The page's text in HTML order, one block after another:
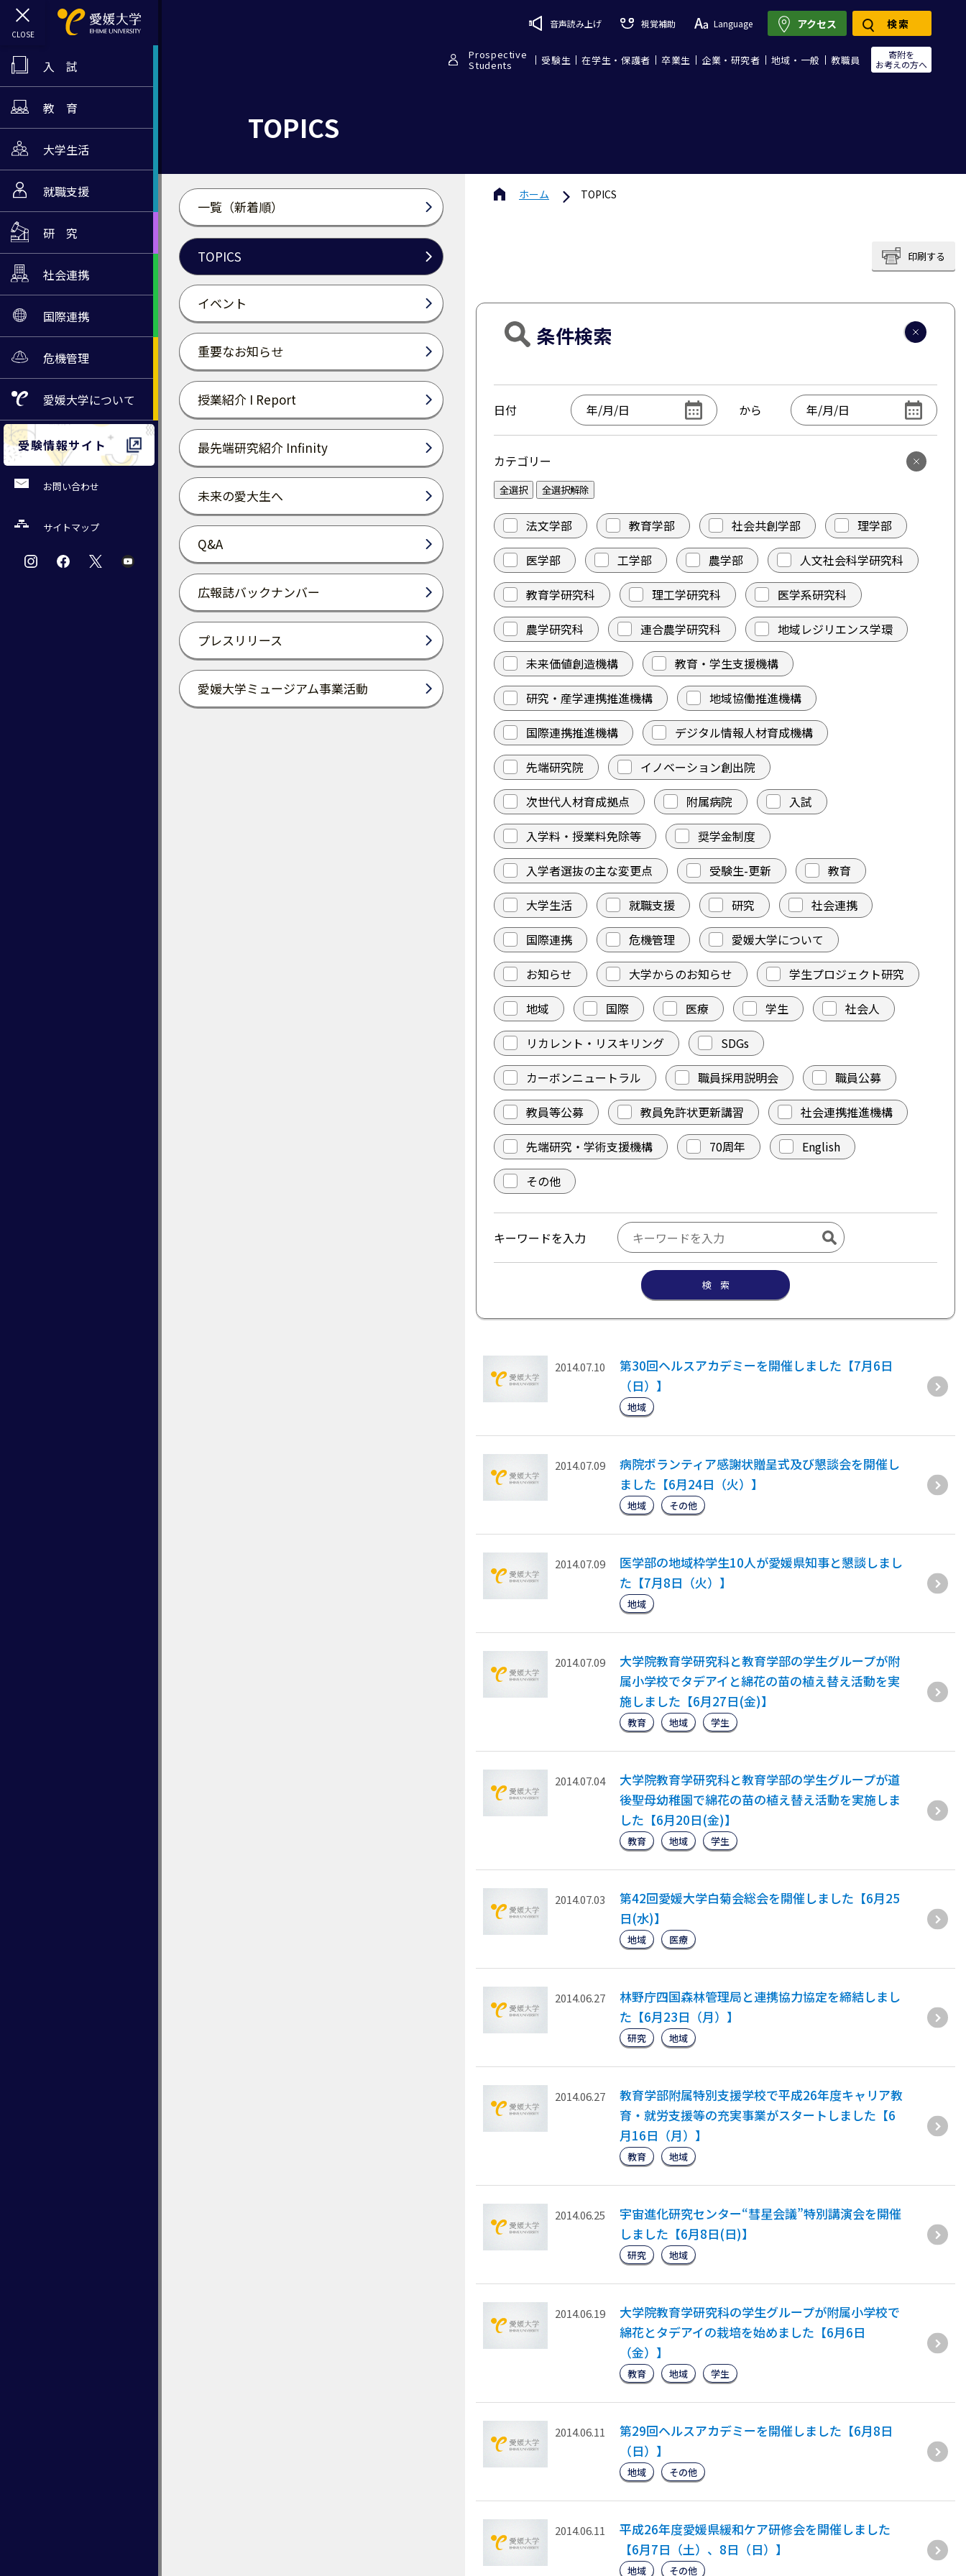
入 試
教 育
大学生活
就職支援
研 究
社会連携
国際連携
危機管理
愛媛大学について
受験情報サイト
お問い合わせ
サイトマップ
音声読み上げ 視覚補助 Language
Prospective
Students 受験生 在学生・保護者 卒業生 企業・研究者 地域・一般 教職員
寄附を
お考えの方へ
アクセス 検索
TOPICS
一覧（新着順）
TOPICS
イベント
重要なお知らせ
授業紹介 I Report
最先端研究紹介 Infinity
未来の愛大生へ
Q&A
広報誌バックナンバー
プレスリリース
愛媛大学ミュージアム事業活動
ホーム TOPICS
印刷する
条件検索
日付 から
カテゴリー
全選択 全選択解除
法文学部 教育学部 社会共創学部
理学部
医学部
工学部 農学部
人文社会科学研究科
教育学研究科
理工学研究科
医学系研究科
農学研究科
連合農学研究科
地域レジリエンス学環
未来価値創造機構
教育・学生支援機構
研究・産学連携推進機構
地域協働推進機構
国際連携推進機構
デジタル情報人材育成機構
先端研究院
イノベーション創出院
次世代人材育成拠点
附属病院
入試
入学料・授業料免除等
奨学金制度
入学者選抜の主な変更点
受験生-更新
教育
大学生活
就職支援 研究
社会連携
国際連携
危機管理
愛媛大学について
お知らせ
大学からのお知らせ
学生プロジェクト研究
地域
国際 医療 学生
社会人
リカレント・リスキリング
SDGs
カーボンニュートラル
職員採用説明会
職員公募
教員等公募
教員免許状更新講習
社会連携推進機構
先端研究・学術支援機構
70周年
English
その他
キーワードを入力
検 索
2014.07.10
第30回ヘルスアカデミーを開催しました【7月6日
（日）】
地域
2014.07.09
病院ボランティア感謝状贈呈式及び懇談会を開催し
ました【6月24日（火）】
地域 その他
2014.07.09
医学部の地域枠学生10人が愛媛県知事と懇談しまし
た【7月8日（火）】
地域
2014.07.09
大学院教育学研究科と教育学部の学生グループが附
属小学校でタデアイと綿花の苗の植え替え活動を実
施しました【6月27日(金)】
教育 地域 学生
2014.07.04
大学院教育学研究科と教育学部の学生グループが道
後聖母幼稚園で綿花の苗の植え替え活動を実施しま
した【6月20日(金)】
教育 地域 学生
2014.07.03
第42回愛媛大学白菊会総会を開催しました【6月25
日(水)】
地域 医療
2014.06.27
林野庁四国森林管理局と連携協力協定を締結しまし
た【6月23日（月）】
研究 地域
2014.06.27
教育学部附属特別支援学校で平成26年度キャリア教
育・就労支援等の充実事業がスタートしました【6
月16日（月）】
教育 地域
2014.06.25
宇宙進化研究センター“彗星会議”特別講演会を開催
しました【6月8日(日)】
研究 地域
2014.06.19
大学院教育学研究科の学生グループが附属小学校で
綿花とタデアイの栽培を始めました【6月6日
（金）】
教育 地域 学生
2014.06.11
第29回ヘルスアカデミーを開催しました【6月8日
（日）】
地域 その他
2014.06.11
平成26年度愛媛県緩和ケア研修会を開催しました
【6月7日（土）、8日（日）】
地域 その他